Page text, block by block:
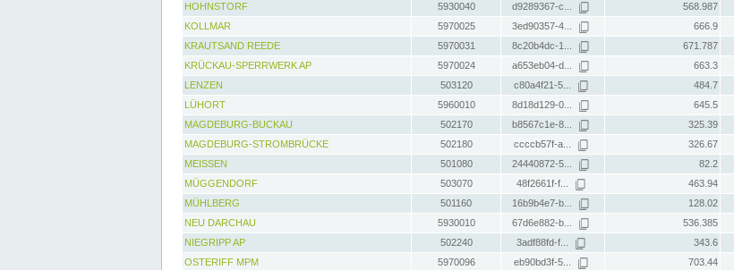
HOHNSTORF
5930040 d9289367-c... 568.987
KOLLMAR
5970025 3ed90357-4... 666.9
KRAUTSAND REEDE
5970031 8c20b4dc-1... 671.787
KRÜCKAU-SPERRWERK AP
5970024 a653eb04-d... 663.3
LENZEN
503120 c80a4f21-5... 484.7
LÜHORT
5960010 8d18d129-0... 645.5
MAGDEBURG-BUCKAU
502170 b8567c1e-8... 325.39
MAGDEBURG-STROMBRÜCKE
502180 ccccb57f-a... 326.67
MEISSEN
501080 24440872-5... 82.2
MÜGGENDORF
503070 48f2661f-f... 463.94
MÜHLBERG
501160 16b9b4e7-b... 128.02
NEU DARCHAU
5930010 67d6e882-b... 536.385
NIEGRIPP AP
502240 3adf88fd-f... 343.6
OSTERIFF MPM
5970096 eb90bd3f-5... 703.44